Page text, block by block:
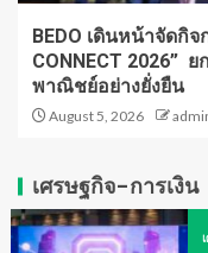
BEDO เดินหน้าจัดกิจ
CONNECT 2026”
พาณิชย์อย่างยั่งยืน
August 5, 2026
เศรษฐกิจ-การเงิน